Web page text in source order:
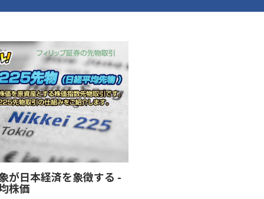
が日本経済を象徴する -
株価